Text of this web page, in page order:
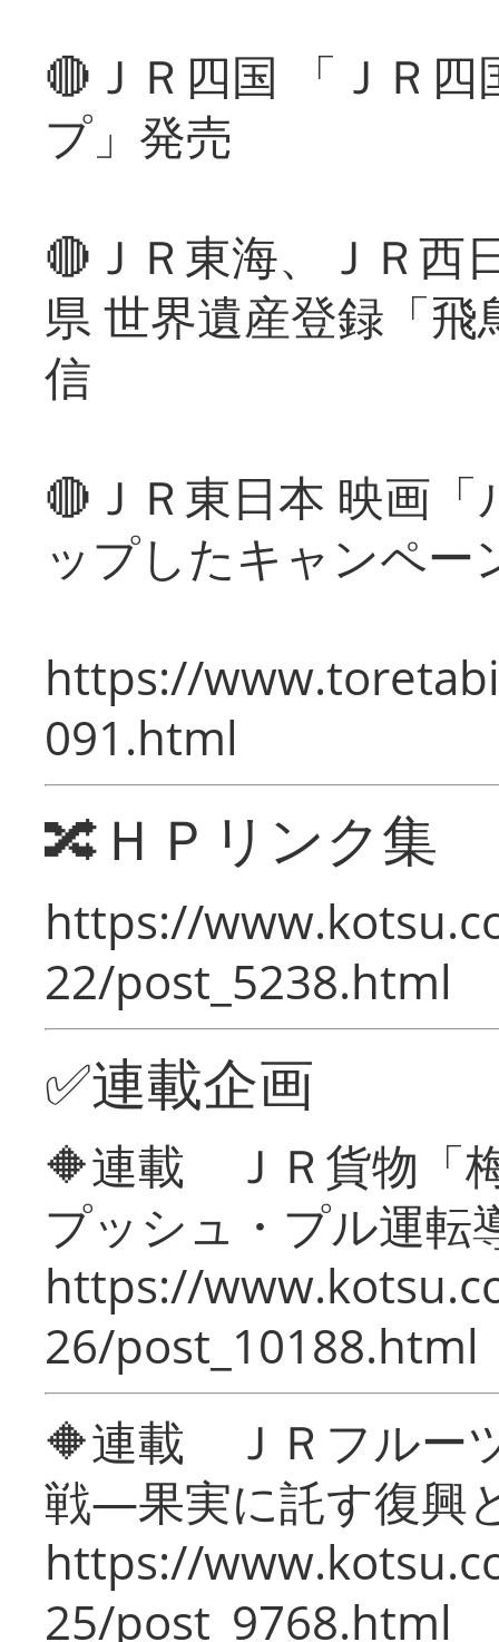
🔴ＪＲ四国 「ＪＲ
プ」発売
🔴ＪＲ東海、ＪＲ西
県 世界遺産登録「
信
🔴ＪＲ東日本 映画
ップしたキャンペー
https://
091.html
🔀ＨＰリンク集
https://
22/post_5238.html
✅連載企画
🔶連載 ＪＲ貨物「
プッシュ・プル運転
https://
26/post_10188.html
🔶連載 ＪＲフルー
戦―果実に託す復興
https://
25/post_9768.html